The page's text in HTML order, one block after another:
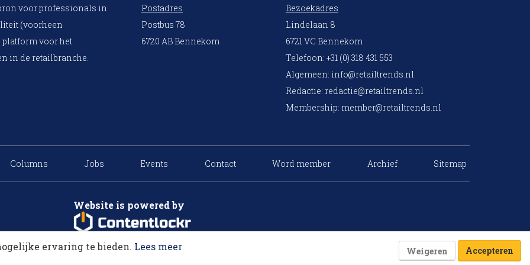
voor professionals in
(voorheen
voor het
in de retailbranche.
Postadres
Postbus 78
6720 AB Bennekom
Bezoekadres
Lindelaan 8
6721 VC Bennekom
Telefoon: +31 (0) 318 431 553
Algemeen: info@retailtrends.nl
Redactie: redactie@retailtrends.nl
Membership: member@retailtrends.nl
Columns Jobs Events Contact Word member Archief Sitemap
Website is powered by
ervaring te bieden. Lees meer Weigeren Accepteren